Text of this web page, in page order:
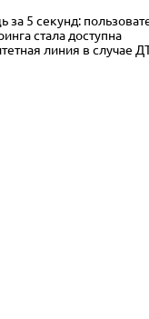
за 5 секунд:
стала доступна
линия в случае